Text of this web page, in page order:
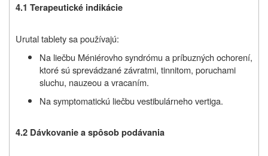
4.1 Terapeutické indikácie
Urutal tablety sa používajú:
Na liečbu Méniérovho syndrómu a príbuzných ochorení,
ktoré sú sprevádzané závratmi, tinnitom, poruchami
sluchu, nauzeou a vracaním.
Na symptomatickú liečbu vestibulárneho vertiga.
4.2 Dávkovanie a spôsob podávania